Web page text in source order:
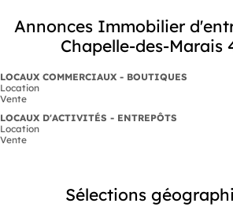
Annonces Immobilier
Chapelle-des-Marais
LOCAUX COMMERCIAUX - BOUTIQUES
Location
Vente
LOCAUX D'ACTIVITÉS - ENTREPÔTS
Location
Vente
Sélections